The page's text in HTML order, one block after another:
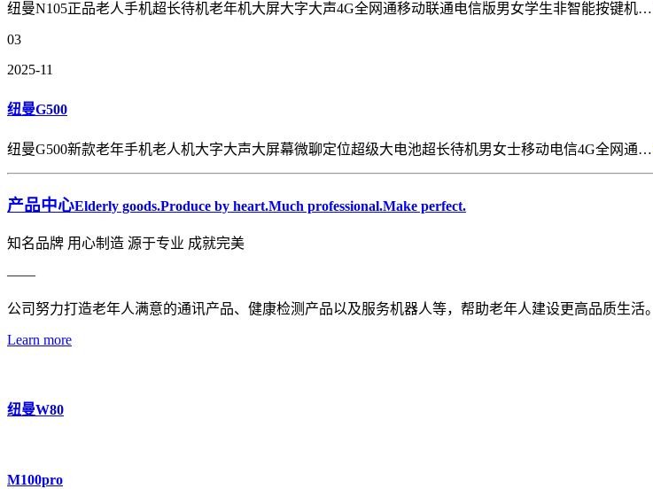
纽曼N105正品老人手机超长待机老年机大屏大字大声4G全网通移动联通电信版男女学生非智能按键机…
03
2025-11
纽曼G500
纽曼G500新款老年手机老人机大字大声大屏幕微聊定位超级大电池超长待机男女士移动电信4G全网通…
产品中心Elderly goods.Produce by heart.Much professional.Make perfect.
知名品牌 用心制造 源于专业 成就完美
——
公司努力打造老年人满意的通讯产品、健康检测产品以及服务机器人等，帮助老年人建设更高品质生活。
Learn more
纽曼W80
M100pro